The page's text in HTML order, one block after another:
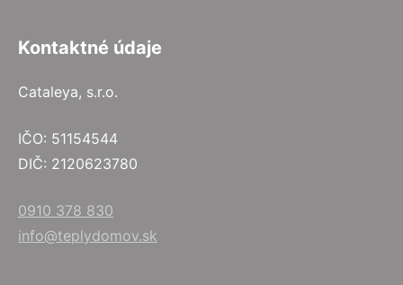
Kontaktné údaje
Cataleya, s.r.o.
IČO: 51154544
DIČ: 2120623780
0910 378 830
info@teplydomov.sk